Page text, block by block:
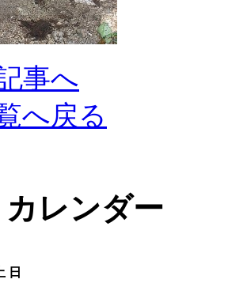
事へ
へ戻る
レンダー
日